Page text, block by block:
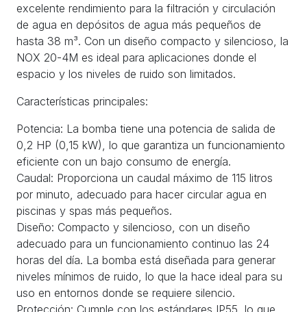
excelente rendimiento para la filtración y circulación
de agua en depósitos de agua más pequeños de
hasta 38 m³. Con un diseño compacto y silencioso, la
NOX 20-4M es ideal para aplicaciones donde el
espacio y los niveles de ruido son limitados.
Características principales:
Potencia: La bomba tiene una potencia de salida de
0,2 HP (0,15 kW), lo que garantiza un funcionamiento
eficiente con un bajo consumo de energía.
Caudal: Proporciona un caudal máximo de 115 litros
por minuto, adecuado para hacer circular agua en
piscinas y spas más pequeños.
Diseño: Compacto y silencioso, con un diseño
adecuado para un funcionamiento continuo las 24
horas del día. La bomba está diseñada para generar
niveles mínimos de ruido, lo que la hace ideal para su
uso en entornos donde se requiere silencio.
Protección: Cumple con los estándares IP55, lo que